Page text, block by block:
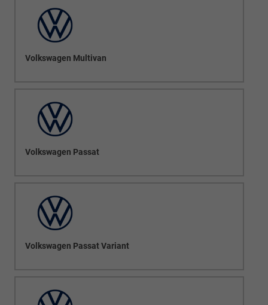
Volkswagen Multivan
Volkswagen Passat
Volkswagen Passat Variant